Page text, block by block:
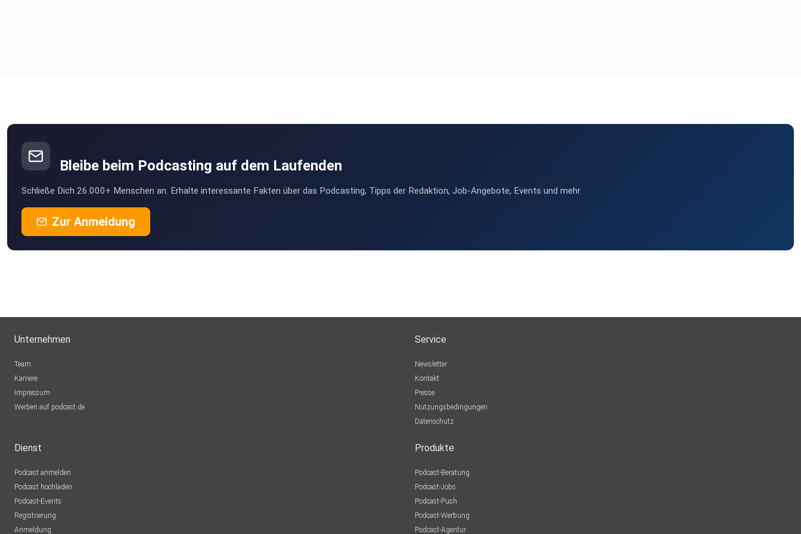
Bleibe beim Podcasting auf dem Laufenden
Schließe Dich 26.000+ Menschen an. Erhalte interessante Fakten über das Podcasting, Tipps der Redaktion, Job-Angebote, Events und mehr.
Zur Anmeldung
Unternehmen
Team
Karriere
Impressum
Werben auf podcast.de
Service
Newsletter
Kontakt
Presse
Nutzungsbedingungen
Datenschutz
Dienst
Podcast anmelden
Podcast hochladen
Podcast-Events
Registrierung
Anmeldung
Produkte
Podcast-Beratung
Podcast-Jobs
Podcast-Push
Podcast-Werbung
Podcast-Agentur